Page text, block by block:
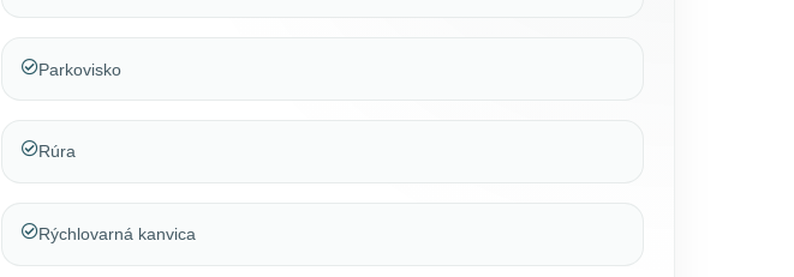
Parkovisko
Rúra
Rýchlovarná kanvica